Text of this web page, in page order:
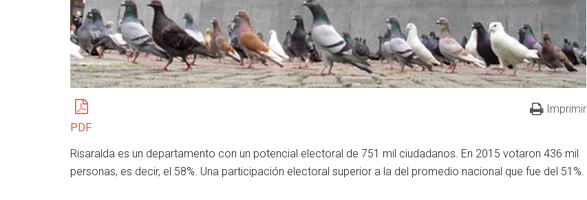
PDF
Imprimir
Risaralda es un departamento con un potencial electoral de 751 mil ciudadanos. En 2015 votaron 436 mil
personas, es decir, el 58%. Una participación electoral superior a la del promedio nacional que fue del 51%.